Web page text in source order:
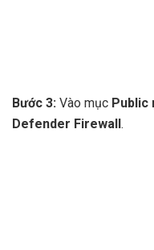
Bước 3: Vào mục
Defender Firewall .